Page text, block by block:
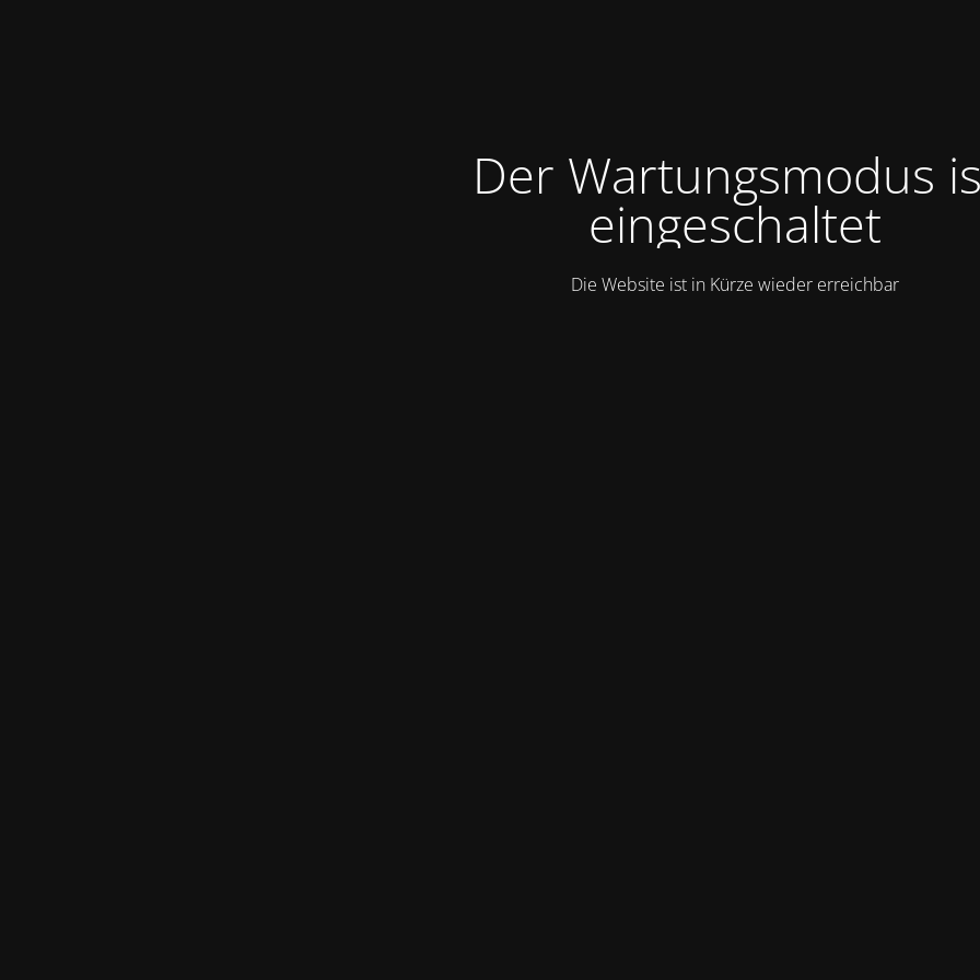
Der Wartungsmodus
eingeschaltet
Die Website ist in Kürze wieder erreichbar